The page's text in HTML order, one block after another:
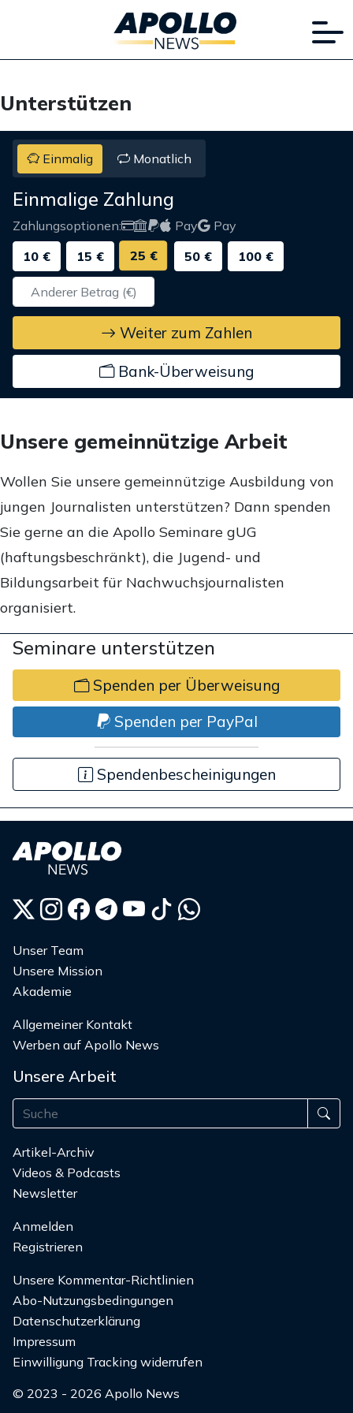
Unterstützen
Einmalig Monatlich
Einmalige Zahlung
Zahlungsoptionen: Pay
Pay
10 €
15 € 25 € 50 € 100 €
Weiter zum Zahlen
Bank-Überweisung
Unsere gemeinnützige Arbeit
Wollen Sie unsere gemeinnützige Ausbildung von
jungen Journalisten unterstützen? Dann spenden
Sie gerne an die Apollo Seminare gUG
(haftungsbeschränkt), die Jugend- und
Bildungsarbeit für Nachwuchsjournalisten
organisiert.
Seminare unterstützen
Spenden per Überweisung
Spenden per PayPal
Spendenbescheinigungen
Unser Team
Unsere Mission
Akademie
Allgemeiner Kontakt
Werben auf Apollo News
Unsere Arbeit
Artikel-Archiv
Videos & Podcasts
Newsletter
Anmelden
Registrieren
Unsere Kommentar-Richtlinien
Abo-Nutzungsbedingungen
Datenschutzerklärung
Impressum
Einwilligung Tracking widerrufen
© 2023 - 2026 Apollo News